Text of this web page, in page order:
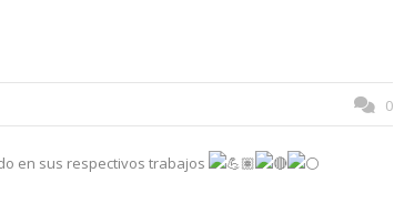
0
en sus respectivos trabajos